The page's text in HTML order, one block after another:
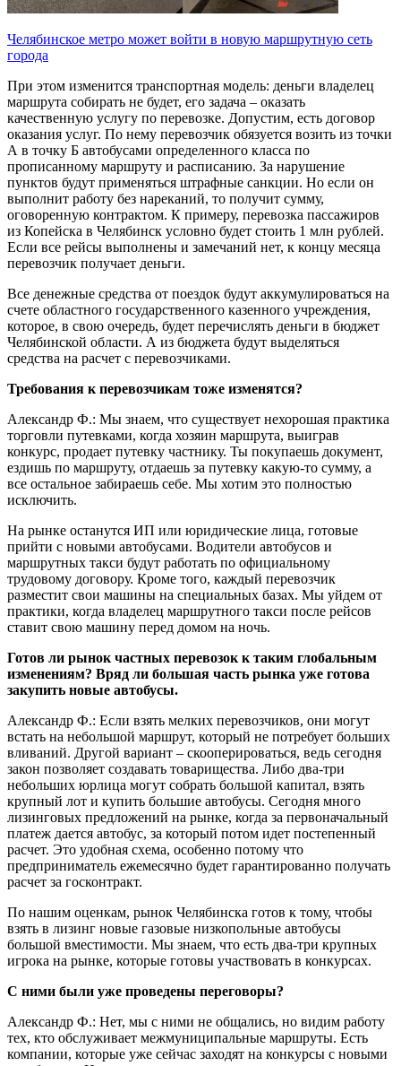
Челябинское метро может войти в новую маршрутную сеть
города
При этом изменится транспортная модель: деньги владелец
маршрута собирать не будет, его задача – оказать
качественную услугу по перевозке. Допустим, есть договор
оказания услуг. По нему перевозчик обязуется возить из точки
А в точку Б автобусами определенного класса по
прописанному маршруту и расписанию. За нарушение
пунктов будут применяться штрафные санкции. Но если он
выполнит работу без нареканий, то получит сумму,
оговоренную контрактом. К примеру, перевозка пассажиров
из Копейска в Челябинск условно будет стоить 1 млн рублей.
Если все рейсы выполнены и замечаний нет, к концу месяца
перевозчик получает деньги.
Все денежные средства от поездок будут аккумулироваться на
счете областного государственного казенного учреждения,
которое, в свою очередь, будет перечислять деньги в бюджет
Челябинской области. А из бюджета будут выделяться
средства на расчет с перевозчиками.
Требования к перевозчикам тоже изменятся?
Александр Ф.: Мы знаем, что существует нехорошая практика
торговли путевками, когда хозяин маршрута, выиграв
конкурс, продает путевку частнику. Ты покупаешь документ,
ездишь по маршруту, отдаешь за путевку какую-то сумму, а
все остальное забираешь себе. Мы хотим это полностью
исключить.
На рынке останутся ИП или юридические лица, готовые
прийти с новыми автобусами. Водители автобусов и
маршрутных такси будут работать по официальному
трудовому договору. Кроме того, каждый перевозчик
разместит свои машины на специальных базах. Мы уйдем от
практики, когда владелец маршрутного такси после рейсов
ставит свою машину перед домом на ночь.
Готов ли рынок частных перевозок к таким глобальным
изменениям? Вряд ли большая часть рынка уже готова
закупить новые автобусы.
Александр Ф.: Если взять мелких перевозчиков, они могут
встать на небольшой маршрут, который не потребует больших
вливаний. Другой вариант – скооперироваться, ведь сегодня
закон позволяет создавать товарищества. Либо два-три
небольших юрлица могут собрать большой капитал, взять
крупный лот и купить большие автобусы. Сегодня много
лизинговых предложений на рынке, когда за первоначальный
платеж дается автобус, за который потом идет постепенный
расчет. Это удобная схема, особенно потому что
предприниматель ежемесячно будет гарантированно получать
расчет за госконтракт.
По нашим оценкам, рынок Челябинска готов к тому, чтобы
взять в лизинг новые газовые низкопольные автобусы
большой вместимости. Мы знаем, что есть два-три крупных
игрока на рынке, которые готовы участвовать в конкурсах.
С ними были уже проведены переговоры?
Александр Ф.: Нет, мы с ними не общались, но видим работу
тех, кто обслуживает межмуниципальные маршруты. Есть
компании, которые уже сейчас заходят на конкурсы с новыми